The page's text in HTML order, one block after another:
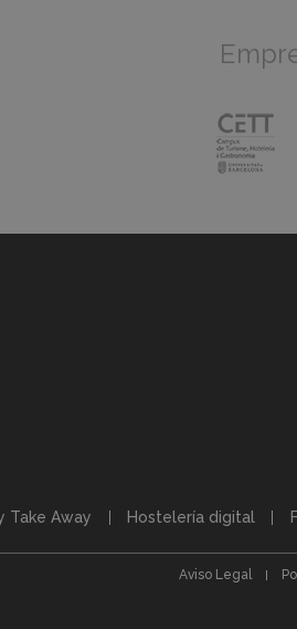
Take Away Hostelería digital
Aviso Legal